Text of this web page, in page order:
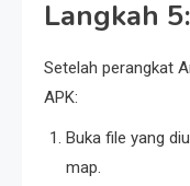
Langkah
Setelah perangkat
APK:
Buka file yang
map.